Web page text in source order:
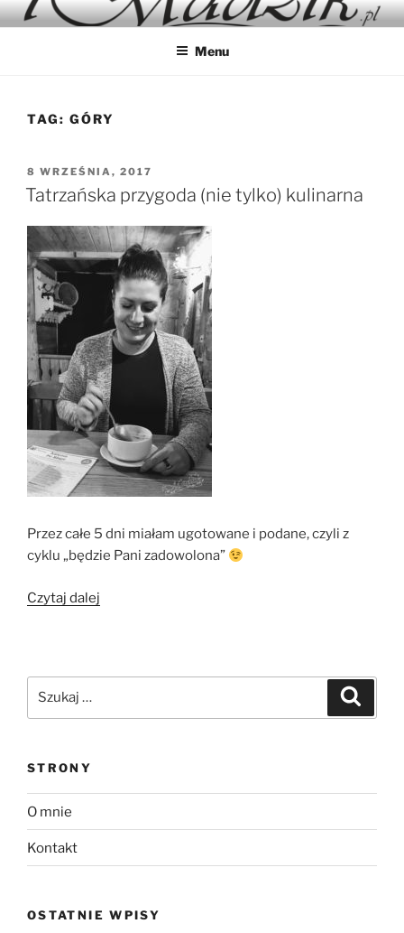
Przejdź
do
IMADZIK
Blog Kulinarny
Menu
TAG: GÓRY
OPUBLIKOWANE
W
8 WRZEŚNIA, 2017
Tatrzańska przygoda (nie tylko) kulinarna
Przez całe 5 dni miałam ugotowane i podane, czyli z
cyklu „będzie Pani zadowolona”
Czytaj dalej
STRONY
O mnie
Kontakt
OSTATNIE WPISY